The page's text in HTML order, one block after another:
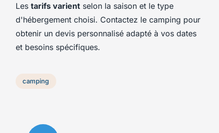
Les tarifs varient selon la saison et le type
d'hébergement choisi. Contactez le camping pour
obtenir un devis personnalisé adapté à vos dates
et besoins spécifiques.
camping